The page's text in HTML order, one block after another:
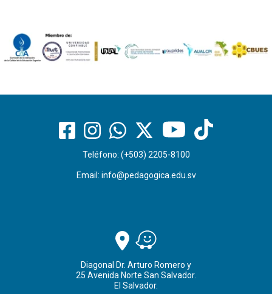
Teléfono: (+503) 2205-8100
Email: info@pedagogica.edu.sv
Diagonal Dr. Arturo Romero y
25 Avenida Norte San Salvador.
El Salvador.